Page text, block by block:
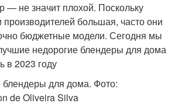
— не значит плохой. Поскольку
производителей большая, часто они
бюджетные модели. Сегодня мы
недорогие блендеры для дома
в 2023 году
для дома. Фото:
de Oliveira Silva